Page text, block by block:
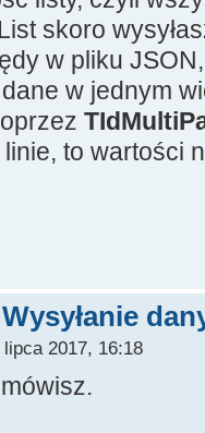
skoro
w pliku
w jednym
to wartości
2017, 16:18